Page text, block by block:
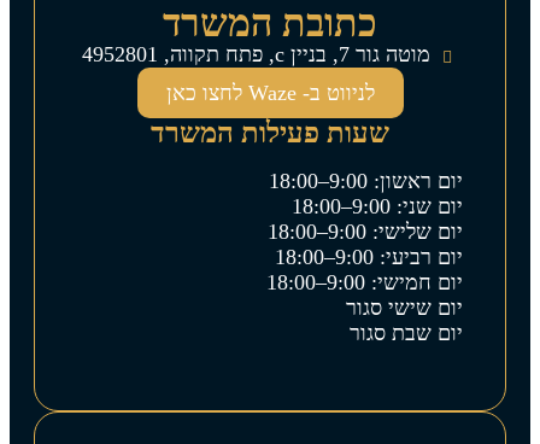
כתובת המשרד
מוטה גור 7, בניין c, פתח תקווה, 4952801
לניווט ב- Waze לחצו כאן
שעות פעילות המשרד
יום ראשון: 9:00–18:00
יום שני: 9:00–18:00
יום שלישי: 9:00–18:00
יום רביעי: 9:00–18:00
יום חמישי: 9:00–18:00
יום שישי סגור
יום שבת סגור